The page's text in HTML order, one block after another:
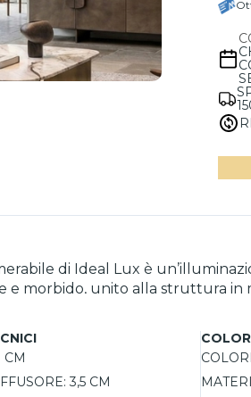
di Ideal Lux è
e morbido, unito alla struttura
assicura una diffusione uniforme della
La sorgente LED integrata da
DALI/PUSH
e agli accessori inclusi, come
e discreto. Disponibile anche
CM
3,5 CM